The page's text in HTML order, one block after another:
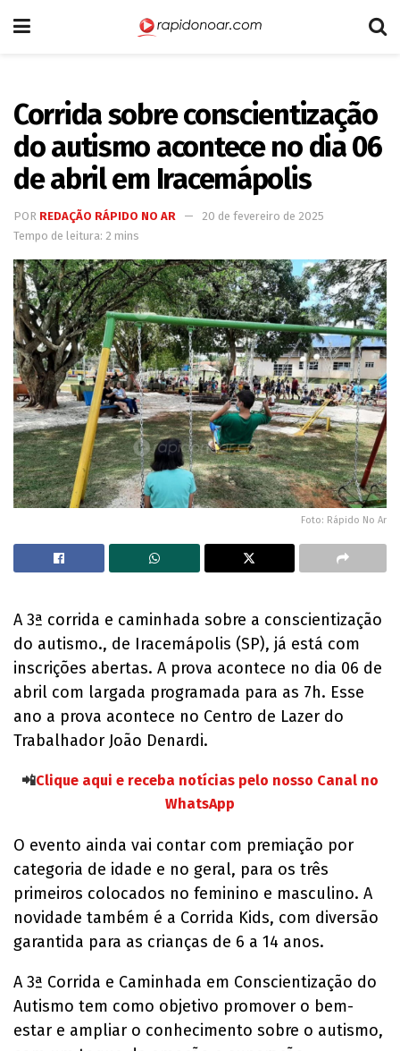
Corrida sobre conscientização
do autismo acontece no dia 06
de abril em Iracemápolis
POR REDAÇÃO RÁPIDO NO AR
20 de fevereiro de 2025
Tempo de leitura: 2 mins
Foto: Rápido No Ar
A 3ª corrida e caminhada sobre a conscientização
do autismo., de Iracemápolis (SP), já está com
inscrições abertas. A prova acontece no dia 06 de
abril com largada programada para as 7h. Esse
ano a prova acontece no Centro de Lazer do
Trabalhador João Denardi.
📲Clique aqui e receba notícias pelo nosso Canal no
WhatsApp
O evento ainda vai contar com premiação por
categoria de idade e no geral, para os três
primeiros colocados no feminino e masculino. A
novidade também é a Corrida Kids, com diversão
garantida para as crianças de 6 a 14 anos.
A 3ª Corrida e Caminhada em Conscientização do
Autismo tem como objetivo promover o bem-
estar e ampliar o conhecimento sobre o autismo,